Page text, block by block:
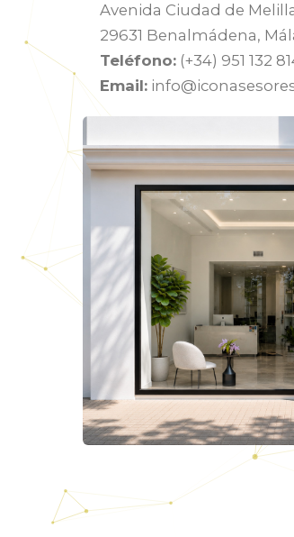
Avenida Ciudad de
29631 Benalmádena,
Teléfono: (+34) 951 132
Email: